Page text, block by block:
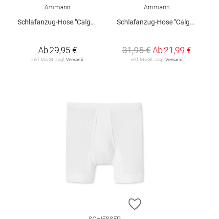
Ammann
Schlafanzug-Hose "Calgary"
Ab29,95 €
inkl. MwSt. zzgl. Versand
Ammann
Schlafanzug-Hose "Calgary"
31,95 € Ab21,99 €
inkl. MwSt. zzgl. Versand
ZUR WUNSCHLISTE